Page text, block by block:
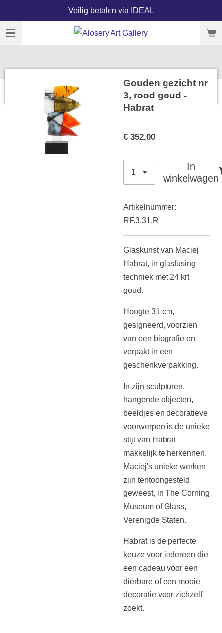
naar
Veilig betalen via IDEAL
Gouden gezicht nr
3, rood goud -
Habrat
€ 352,00
In
winkelwagen
Artikelnummer:
RF.3.31.R
Glaskunst van Maciej
Habrat, in glasfusing
techniek met 24 krt
goud.
Hoogte 31 cm,
gesigneerd, voorzien
van een biografie en
verpakt in een
geschenkverpakking.
In zijn sculpturen,
hangende objecten,
beeldjes en decoratieve
voorwerpen is de unieke
stijl van Habrat
makkelijk te herkennen.
Maciej's unieke werken
zijn tentoongesteld
geweest, in The Corning
Museum of Glass,
Verenigde Staten.
Habrat is de perfecte
keuze voor iedereen die
een cadeau voor een
dierbare of een mooie
decoratie voor zichzelf
zoekt.